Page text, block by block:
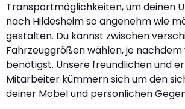
Transportmöglichkeiten, um deinen
nach Hildesheim so angenehm wie
gestalten. Du kannst zwischen
Fahrzeuggrößen wählen, je nachdem
benötigst. Unsere freundlichen und
Mitarbeiter kümmern sich um den
deiner Möbel und persönlichen